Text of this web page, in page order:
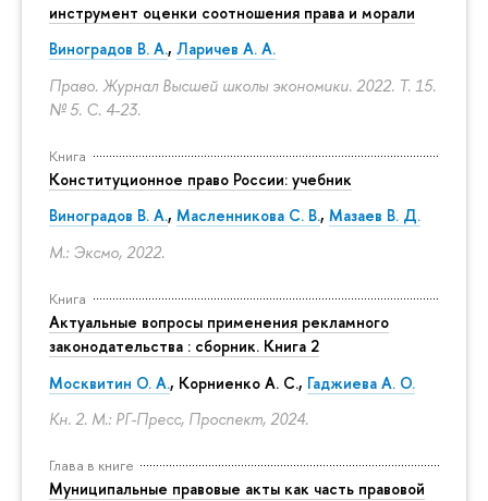
инструмент оценки соотношения права и морали
Виноградов В. А., Ларичев А. А.
Право. Журнал Высшей школы экономики. 2022. Т. 15.
№ 5. С. 4-23.
Книга
Конституционное право России: учебник
Виноградов В. А., Масленникова С. В., Мазаев В. Д.
М.: Эксмо, 2022.
Книга
Актуальные вопросы применения рекламного
законодательства : сборник. Книга 2
Москвитин О. А., Корниенко А. С., Гаджиева А. О.
Кн. 2. М.: РГ-Пресс, Проспект, 2024.
Глава в книге
Муниципальные правовые акты как часть правовой